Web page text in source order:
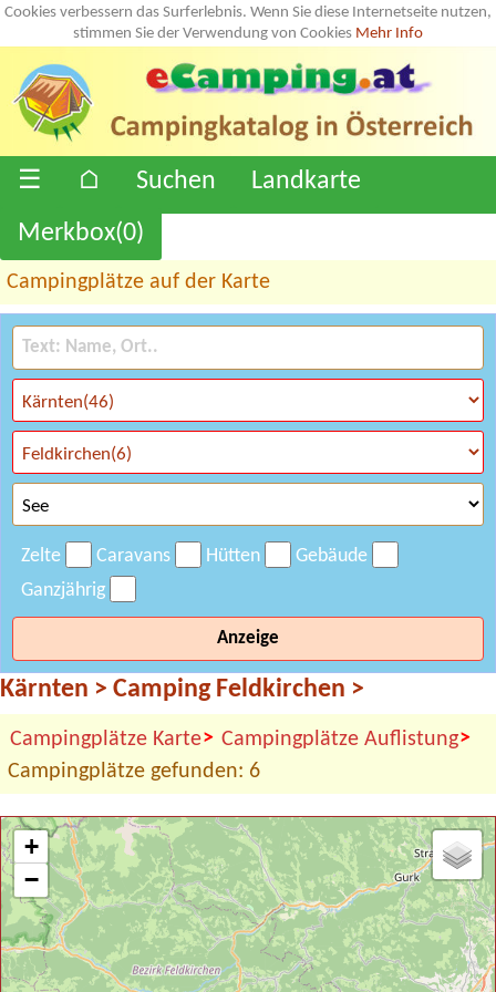
Cookies verbessern das Surferlebnis. Wenn Sie diese Internetseite nutzen,
stimmen Sie der Verwendung von Cookies Mehr Info
☰ ⌂ Suchen
Landkarte
Merkbox(0)
Campingplätze auf der Karte
Zelte Caravans Hütten
Gebäude
Ganzjährig
Anzeige
Kärnten > Camping Feldkirchen >
Campingplätze Karte> Campingplätze Auflistung>
Campingplätze gefunden: 6
+
−